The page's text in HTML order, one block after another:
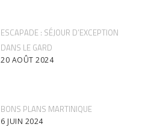
ESCAPADE : SÉJOUR D’EXCEPTION
DANS LE GARD
20 AOÛT 2024
BONS PLANS MARTINIQUE
6 JUIN 2024